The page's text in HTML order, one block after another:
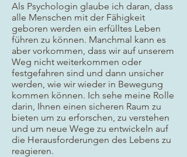
Als Psychologin glaube ich daran, dass
alle Menschen mit der Fähigkeit
geboren werden ein erfülltes Leben
führen zu können. Manchmal kann es
aber vorkommen, dass wir auf unserem
Weg nicht weiterkommen oder
festgefahren sind und dann unsicher
werden, wie wir wieder in Bewegung
kommen können. Ich sehe meine Rolle
darin, Ihnen einen sicheren Raum zu
bieten um zu erforschen, zu verstehen
und um neue Wege zu entwickeln auf
die Herausforderungen des Lebens zu
reagieren.